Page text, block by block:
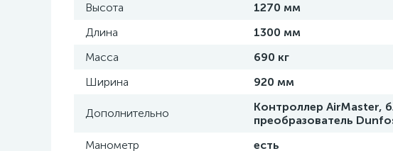
Высота
1270 мм
Длина
1300 мм
Масса
690 кг
Ширина
920 мм
Дополнительно
Контроллер AirMaster,
преобразователь
Манометр
есть